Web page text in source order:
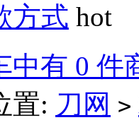
方式 hot
中有 0 件
置: 刀网 >